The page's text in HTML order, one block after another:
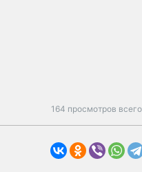
164 просмотров